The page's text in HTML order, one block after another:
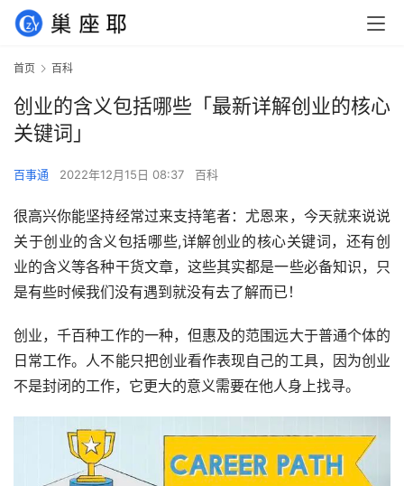
首页 百科
创业的含义包括哪些「最新详解创业的核心
关键词」
百事通 2022年12月15日 08:37 百科
很高兴你能坚持经常过来支持笔者：尤恩来，今天就来说说
关于创业的含义包括哪些,详解创业的核心关键词，还有创
业的含义等各种干货文章，这些其实都是一些必备知识，只
是有些时候我们没有遇到就没有去了解而已！
创业，千百种工作的一种，但惠及的范围远大于普通个体的
日常工作。人不能只把创业看作表现自己的工具，因为创业
不是封闭的工作，它更大的意义需要在他人身上找寻。